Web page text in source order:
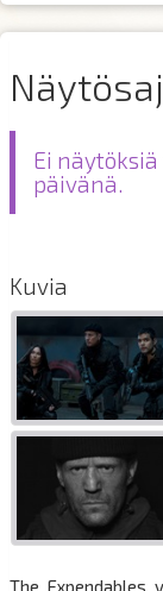
Ei
päivänä.
Kuvia
The Expendables